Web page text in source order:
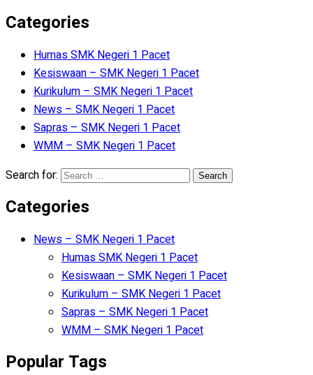
Categories
Humas SMK Negeri 1 Pacet
Kesiswaan – SMK Negeri 1 Pacet
Kurikulum – SMK Negeri 1 Pacet
News – SMK Negeri 1 Pacet
Sapras – SMK Negeri 1 Pacet
WMM – SMK Negeri 1 Pacet
Search for:
Categories
News – SMK Negeri 1 Pacet
Humas SMK Negeri 1 Pacet
Kesiswaan – SMK Negeri 1 Pacet
Kurikulum – SMK Negeri 1 Pacet
Sapras – SMK Negeri 1 Pacet
WMM – SMK Negeri 1 Pacet
Popular Tags